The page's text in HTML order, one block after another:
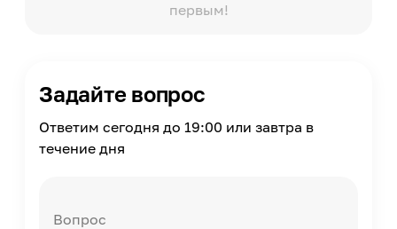
Масса
Страна производства
Россия
первым!
Задайте вопрос
Ответим сегодня до 19:00 или завтра в
течение дня
Вопрос